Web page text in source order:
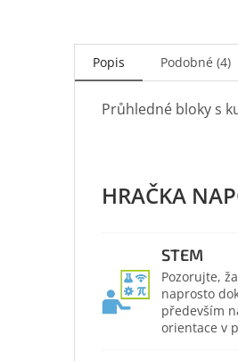
Popis Podobné (4)
Průhledné bloky s
STEM
Pozorujte,
naprosto
především
orientace v